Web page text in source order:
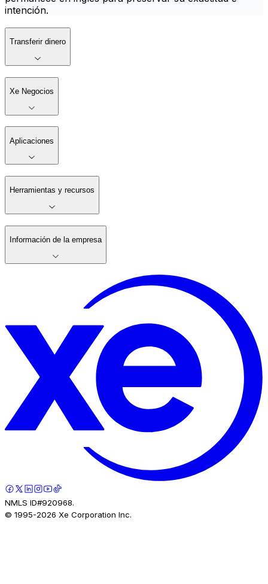
intención.
Transferir dinero
Xe Negocios
Aplicaciones
Herramientas y recursos
Información de la empresa
NMLS ID#920968.
© 1995-2026 Xe Corporation Inc.